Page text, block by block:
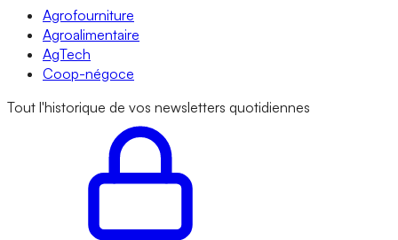
Agrofourniture
Agroalimentaire
AgTech
Coop-négoce
Tout l'historique de vos newsletters quotidiennes